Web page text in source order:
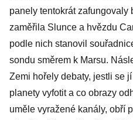
panely tentokrát zafungovaly
zaměřila Slunce a hvězdu
podle nich stanovil
sondu směrem k Marsu.
Zemi hořely debaty, jestli se
planety vyfotit a co obrazy
uměle vyražené kanály, obří